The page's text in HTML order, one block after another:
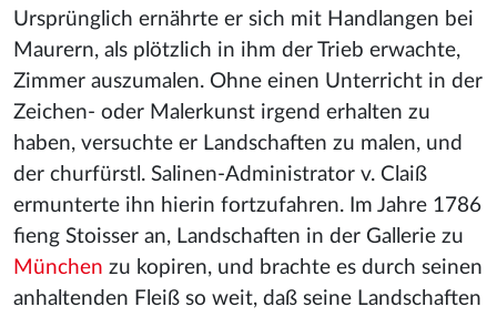
Ursprünglich ernährte er sich mit Handlangen bei
Maurern, als plötzlich in ihm der Trieb erwachte,
Zimmer auszumalen. Ohne einen Unterricht in der
Zeichen- oder Malerkunst irgend erhalten zu
haben, versuchte er Landschaften zu malen, und
der churfürstl. Salinen-Administrator v. Claiß
ermunterte ihn hierin fortzufahren. Im Jahre 1786
fieng Stoisser an, Landschaften in der Gallerie zu
München zu kopiren, und brachte es durch seinen
anhaltenden Fleiß so weit, daß seine Landschaften